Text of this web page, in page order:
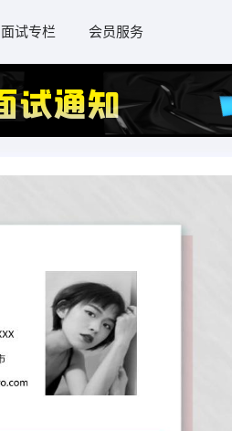
面试专栏 会员服务